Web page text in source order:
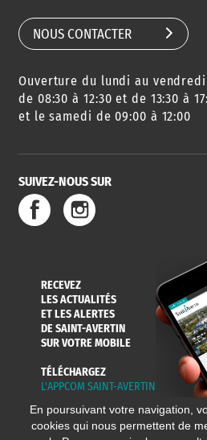
AGENDA
DES SORTIES
URBANISME
SERVICE
DE L'EAU
NOUS CONTACTER
Ouverture du lundi au vendredi
de 08:30 à 12:30 et de 13:30 à
et le samedi de 09:00 à 12:00
SUIVEZ-NOUS SUR
RECEVEZ
LES ACTUALITÉS
ET LES ALERTES
DE SAINT-AVERTIN
SUR VOTRE MOBILE
TÉLÉCHARGEZ
L'APPCOM SAINT-AVERTIN
En poursuivant votre navigation,
cookies qui nous permettent de